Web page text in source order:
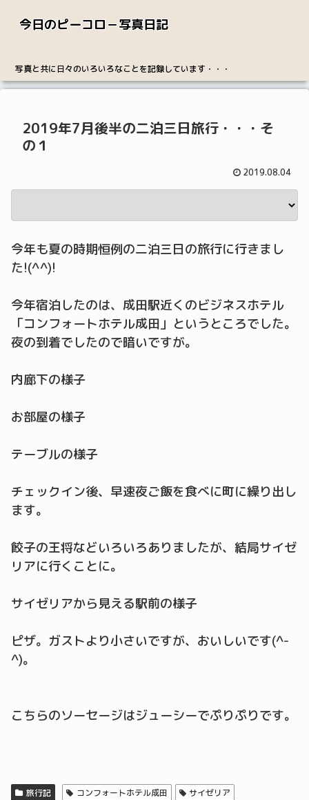
今日のピーコロ－写真日記
写真と共に日々のいろいろなことを記録しています・・・
2019年7月後半の二泊三日旅行・・・そ
の１
2019.08.04
今年も夏の時期恒例の二泊三日の旅行に行きまし
た!(^^)!
今年宿泊したのは、成田駅近くのビジネスホテル
「コンフォートホテル成田」というところでした。
夜の到着でしたので暗いですが。
内廊下の様子
お部屋の様子
テーブルの様子
チェックイン後、早速夜ご飯を食べに町に繰り出し
ます。
餃子の王将などいろいろありましたが、結局サイゼ
リアに行くことに。
サイゼリアから見える駅前の様子
ピザ。ガストより小さいですが、おいしいです(^-
^)。
こちらのソーセージはジューシーでぷりぷりです。
旅行記 コンフォートホテル成田
サイゼリア